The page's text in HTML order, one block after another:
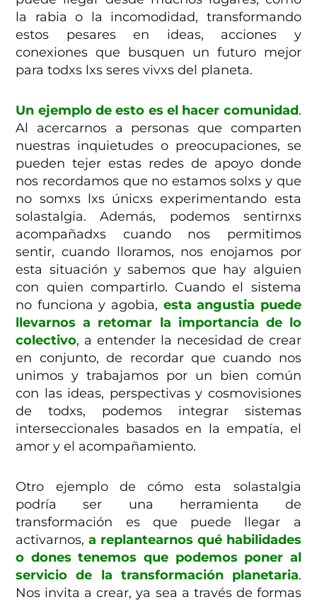
la rabia o la incomodidad, transformando
estos pesares en ideas, acciones y
conexiones que busquen un futuro mejor
para todxs lxs seres vivxs del planeta.
Un ejemplo de esto es el hacer comunidad.
Al acercarnos a personas que comparten
nuestras inquietudes o preocupaciones, se
pueden tejer estas redes de apoyo donde
nos recordamos que no estamos solxs y que
no somxs lxs únicxs experimentando esta
solastalgia. Además, podemos sentirnxs
acompañadxs cuando nos permitimos
sentir, cuando lloramos, nos enojamos por
esta situación y sabemos que hay alguien
con quien compartirlo. Cuando el sistema
no funciona y agobia, esta angustia puede
llevarnos a retomar la importancia de lo
colectivo, a entender la necesidad de crear
en conjunto, de recordar que cuando nos
unimos y trabajamos por un bien común
con las ideas, perspectivas y cosmovisiones
de todxs, podemos integrar sistemas
interseccionales basados en la empatía, el
amor y el acompañamiento.
Otro ejemplo de cómo esta solastalgia
podría ser una herramienta de
transformación es que puede llegar a
activarnos,a replantearnos qué habilidades
o dones tenemos que podemos poner al
servicio de la transformación planetaria.
Nos invita a crear, ya sea a través de formas